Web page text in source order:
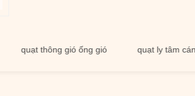
quạt thông gió ống gió quạt ly tâm cánh quạt